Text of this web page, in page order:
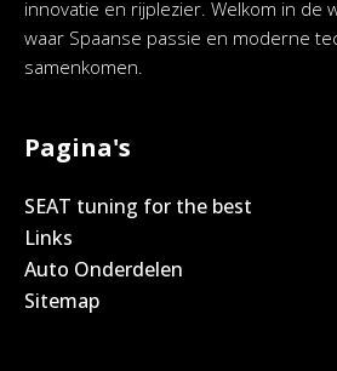
innovatie en rijplezier. Welkom in de
waar Spaanse passie en moderne
samenkomen.
Pagina's
SEAT tuning for the best
Links
Auto Onderdelen
Sitemap